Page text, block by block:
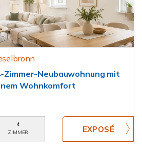
Zimmer-Neubauwohnung mit
Wohnkomfort
4
ZIMMER